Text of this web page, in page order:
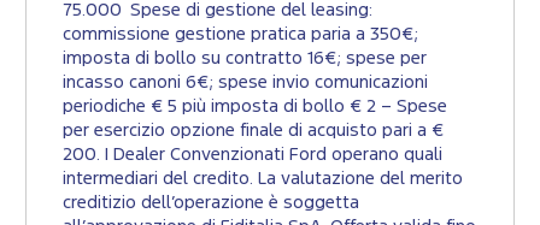
75.000 Spese di gestione del leasing:
commissione gestione pratica paria a 350€;
imposta di bollo su contratto 16€; spese per
incasso canoni 6€; spese invio comunicazioni
periodiche € 5 più imposta di bollo € 2 – Spese
per esercizio opzione finale di acquisto pari a €
200. I Dealer Convenzionati Ford operano quali
intermediari del credito. La valutazione del merito
creditizio dell’operazione è soggetta